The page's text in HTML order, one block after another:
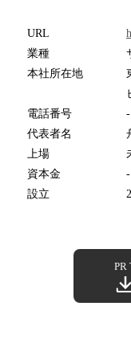
URL
業種
本社所在地
電話番号
-
代表者名
上場
資本金
-
設立
PR